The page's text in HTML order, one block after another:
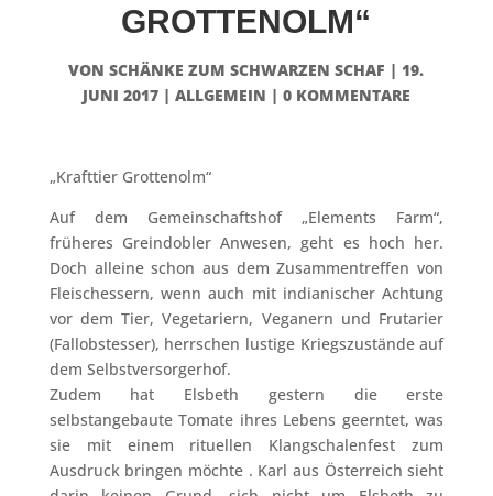
GROTTENOLM“
VONSCHÄNKE ZUM SCHWARZEN SCHAF |19.
JUNI 2017| ALLGEMEIN | 0 KOMMENTARE
„Krafttier Grottenolm“
Auf dem Gemeinschaftshof „Elements Farm“,
früheres Greindobler Anwesen, geht es hoch her.
Doch alleine schon aus dem Zusammentreffen von
Fleischessern, wenn auch mit indianischer Achtung
vor dem Tier, Vegetariern, Veganern und Frutarier
(Fallobstesser), herrschen lustige Kriegszustände auf
dem Selbstversorgerhof.
Zudem hat Elsbeth gestern die erste
selbstangebaute Tomate ihres Lebens geerntet, was
sie mit einem rituellen Klangschalenfest zum
Ausdruck bringen möchte . Karl aus Österreich sieht